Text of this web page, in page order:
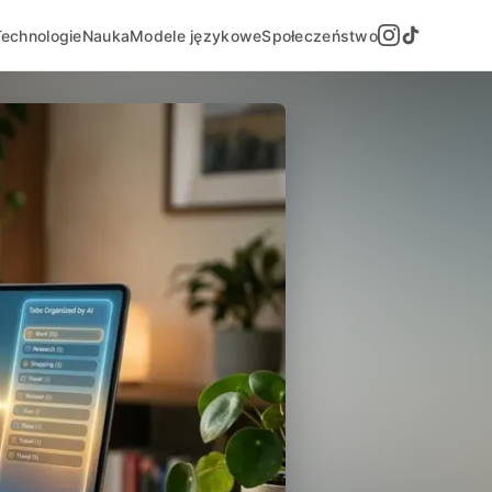
NaukaModele językoweSpołeczeństwo